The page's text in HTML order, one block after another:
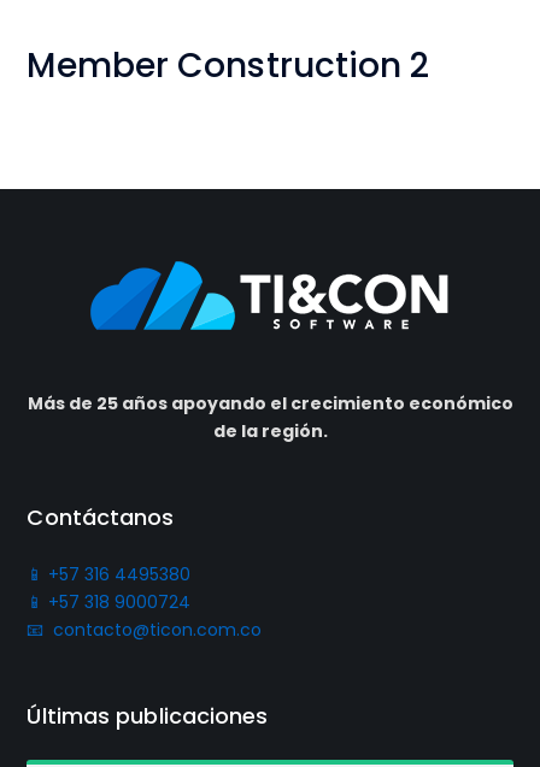
Member Construction 2
Más de 25 años apoyando el crecimiento económico
de la región.
Contáctanos
📱 +57 316 4495380
📱 +57 318 9000724
📧 contacto@ticon.com.co
Últimas publicaciones